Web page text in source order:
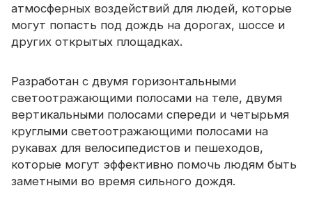
атмосферных воздействий для людей, которые
могут попасть под дождь на дорогах, шоссе и
других открытых площадках.
Разработан с двумя горизонтальными
светоотражающими полосами на теле, двумя
вертикальными полосами спереди и четырьмя
круглыми светоотражающими полосами на
рукавах для велосипедистов и пешеходов,
которые могут эффективно помочь людям быть
заметными во время сильного дождя.